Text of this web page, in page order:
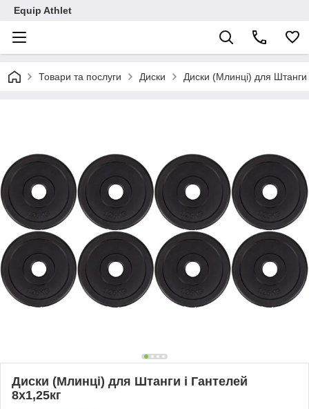
Equip Athlet
Товари та послуги Диски Диски (Млинці) для Штанги
Диски (Млинці) для Штанги і Гантелей
8х1,25кг